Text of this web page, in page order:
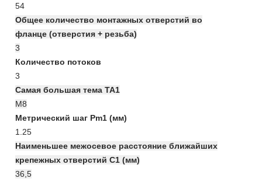
54
Общее количество монтажных отверстий во
фланце (отверстия + резьба)
3
Количество потоков
3
Самая большая тема TA1
М8
Метрический шаг Pm1 (мм)
1.25
Наименьшее межосевое расстояние ближайших
крепежных отверстий C1 (мм)
36,5